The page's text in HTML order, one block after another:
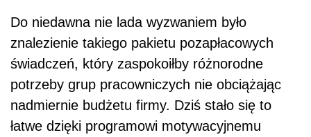
Do niedawna nie lada wyzwaniem było
znalezienie takiego pakietu pozapłacowych
świadczeń, który zaspokoiłby różnorodne
potrzeby grup pracowniczych nie obciążając
nadmiernie budżetu firmy. Dziś stało się to
łatwe dzięki programowi motywacyjnemu